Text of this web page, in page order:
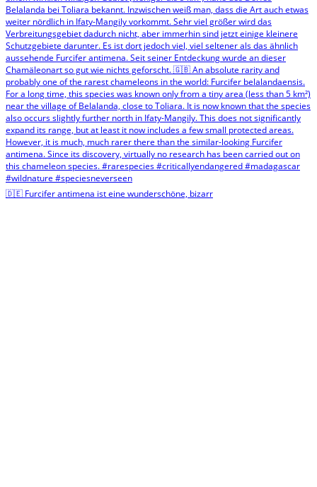
🇩🇪 Furcifer antimena ist eine wunderschöne, bizarr